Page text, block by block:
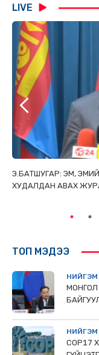
LIVE
Э.БАТШУГАР: ЭМ,
ХУДАЛДАН АВАХ
ТОП МЭДЭЭ
НИЙГЭМ
МОНГОЛ
НИЙГЭМ
COP17